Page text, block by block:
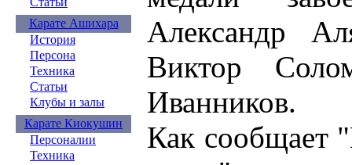
Карате Ашихара
История
Персона
Техника
Статьи
Клубы и залы
Карате Киокушин
Персоналии
Техника
Александр
Виктор
Иванников.
Как сообщает